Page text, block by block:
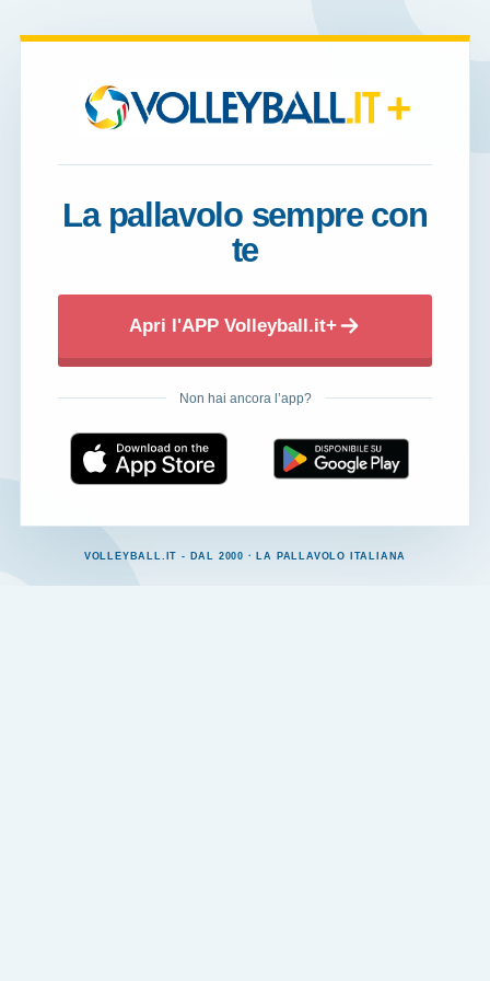
+
La pallavolo sempre con
te
Apri l'APP Volleyball.it+
Non hai ancora l’app?
VOLLEYBALL.IT - DAL 2000 · LA PALLAVOLO ITALIANA